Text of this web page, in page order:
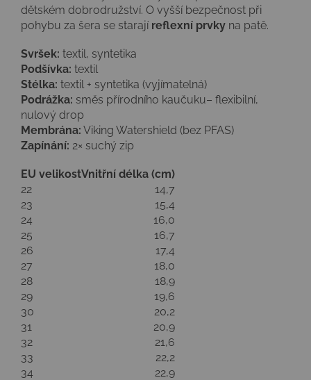
dětském dobrodružství. O vyšší bezpečnost při
pohybu za šera se starají reflexní prvky na patě.
Svršek: textil, syntetika
Podšívka: textil
Stélka: textil + syntetika (vyjímatelná)
Podrážka: směs přírodního kaučuku– flexibilní,
nulový drop
Membrána: Viking Watershield (bez PFAS)
Zapínání: 2× suchý zip
EU velikostVnitřní délka (cm)
22
14,7
23
15,4
24
16,0
25
16,7
26
17,4
27
18,0
28
18,9
29
19,6
30
20,2
31
20,9
32
21,6
33
22,2
34
22,9